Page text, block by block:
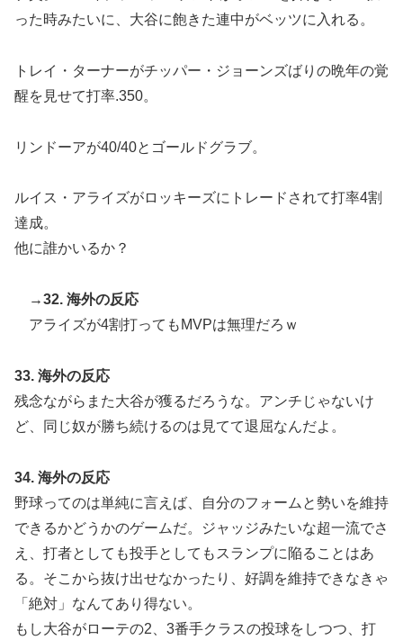
った時みたいに、大谷に飽きた連中がベッツに入れる。
トレイ・ターナーがチッパー・ジョーンズばりの晩年の覚
醒を見せて打率.350。
リンドーアが40/40とゴールドグラブ。
ルイス・アライズがロッキーズにトレードされて打率4割
達成。
他に誰かいるか？
→32. 海外の反応
アライズが4割打ってもMVPは無理だろｗ
33. 海外の反応
残念ながらまた大谷が獲るだろうな。アンチじゃないけ
ど、同じ奴が勝ち続けるのは見てて退屈なんだよ。
34. 海外の反応
野球ってのは単純に言えば、自分のフォームと勢いを維持
できるかどうかのゲームだ。ジャッジみたいな超一流でさ
え、打者としても投手としてもスランプに陥ることはあ
る。そこから抜け出せなかったり、好調を維持できなきゃ
「絶対」なんてあり得ない。
もし大谷がローテの2、3番手クラスの投球をしつつ、打